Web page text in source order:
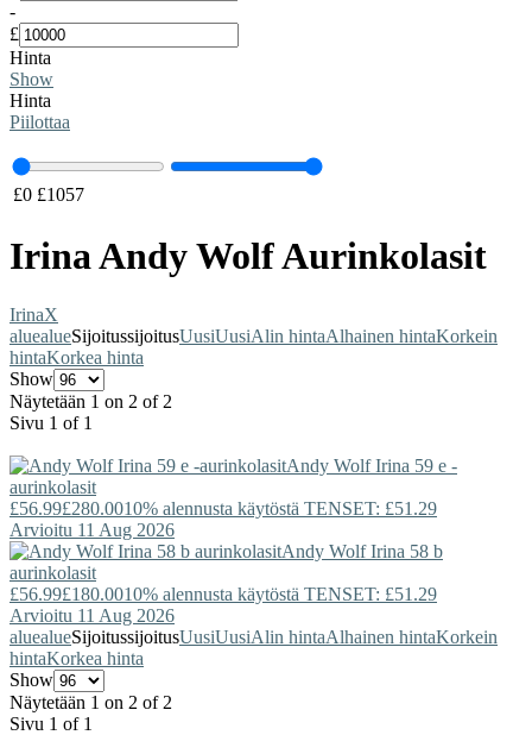
-
£
Hinta
Show
Hinta
Piilottaa
£0 £1057
Irina Andy Wolf Aurinkolasit
IrinaX
aluealueSijoitussijoitusUusiUusiAlin hintaAlhainen hintaKorkein
hintaKorkea hinta
Show
Näytetään 1 on 2 of 2
Sivu 1 of 1
Andy WolfIrina 59 e -
aurinkolasit
£56.99£280.0010% alennusta käytöstä TENSET: £51.29
Arvioitu 11 Aug 2026
Andy WolfIrina 58 b
aurinkolasit
£56.99£180.0010% alennusta käytöstä TENSET: £51.29
Arvioitu 11 Aug 2026
aluealueSijoitussijoitusUusiUusiAlin hintaAlhainen hintaKorkein
hintaKorkea hinta
Show
Näytetään 1 on 2 of 2
Sivu 1 of 1